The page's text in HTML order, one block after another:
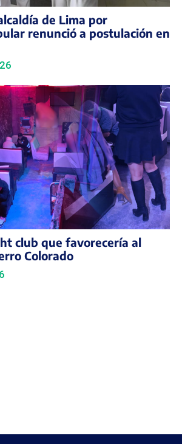
de Lima por
renunció a postulación en
club que favorecería al
Colorado